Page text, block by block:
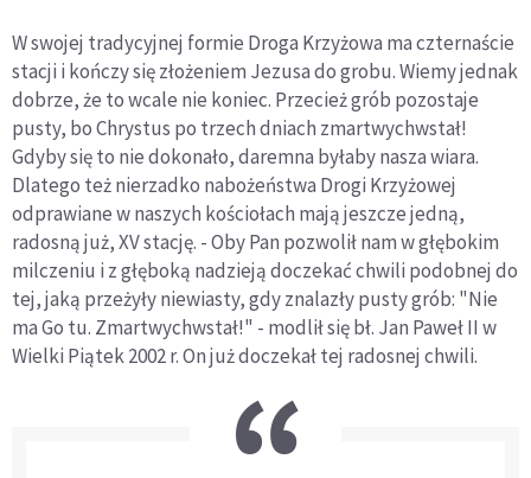
W swojej tradycyjnej formie Droga Krzyżowa ma czternaście
stacji i kończy się złożeniem Jezusa do grobu. Wiemy jednak
dobrze, że to wcale nie koniec. Przecież grób pozostaje
pusty, bo Chrystus po trzech dniach zmartwychwstał!
Gdyby się to nie dokonało, daremna byłaby nasza wiara.
Dlatego też nierzadko nabożeństwa Drogi Krzyżowej
odprawiane w naszych kościołach mają jeszcze jedną,
radosną już, XV stację. - Oby Pan pozwolił nam w głębokim
milczeniu i z głęboką nadzieją doczekać chwili podobnej do
tej, jaką przeżyły niewiasty, gdy znalazły pusty grób: "Nie
ma Go tu. Zmartwychwstał!" - modlił się bł. Jan Paweł II w
Wielki Piątek 2002 r. On już doczekał tej radosnej chwili.